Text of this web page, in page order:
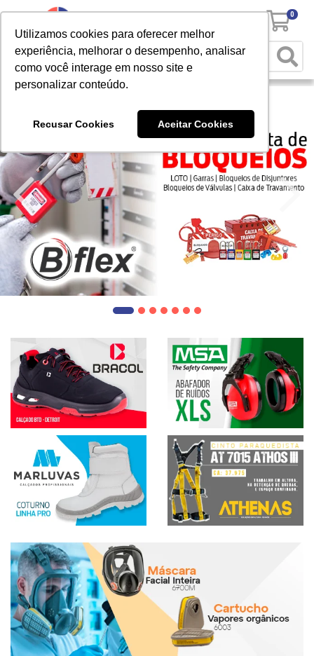
Utilizamos cookies para oferecer melhor
experiência, melhorar o desempenho, analisar
como você interage em nosso site e
personalizar conteúdo.
Recusar Cookies Aceitar Cookies
0